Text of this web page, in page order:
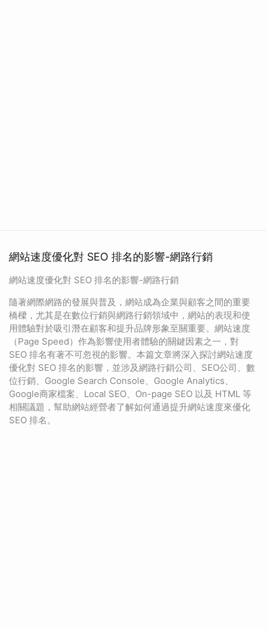
網站速度優化對 SEO 排名的影響-網路行銷
網站速度優化對 SEO 排名的影響-網路行銷
隨著網際網路的發展與普及，網站成為企業與顧客之間的重要
橋樑，尤其是在數位行銷與網路行銷領域中，網站的表現和使
用體驗對於吸引潛在顧客和提升品牌形象至關重要。網站速度
（Page Speed）作為影響使用者體驗的關鍵因素之一，對
SEO 排名有著不可忽視的影響。本篇文章將深入探討網站速度
優化對 SEO 排名的影響，並涉及網路行銷公司、SEO公司、數
位行銷、Google Search Console、Google Analytics、
Google商家檔案、Local SEO、On-page SEO 以及 HTML 等
相關議題，幫助網站經營者了解如何通過提升網站速度來優化
SEO 排名。